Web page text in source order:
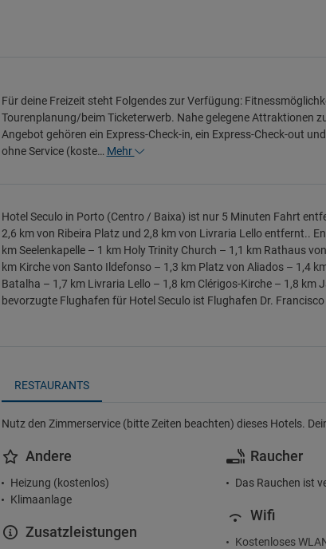
Für deine Freizeit steht Folgendes zur Verfügung:
Tourenplanung/beim Ticketerwerb. Nahe gelegene Attraktionen
Angebot gehören ein Express-Check-in, ein Express-Check-out
ohne Service (koste… Mehr
Hotel Seculo in Porto (Centro / Baixa) ist nur 5 Minuten Fahrt
2,6 km von Ribeira Platz und 2,8 km von Livraria Lello entfernt..
km Seelenkapelle – 1 km Holy Trinity Church – 1,1 km Rathaus
km Kirche von Santo Ildefonso – 1,3 km Platz von Aliados – 1,4
Batalha – 1,7 km Livraria Lello – 1,8 km Clérigos-Kirche – 1,8 km
bevorzugte Flughafen für Hotel Seculo ist Flughafen Dr.
RESTAURANTS
Nutz den Zimmerservice (bitte Zeiten beachten) dieses Hotels.
Andere
Heizung (kostenlos)
Klimaanlage
Zusatzleistungen
Raucher
Das Rauchen ist
Wifi
Kostenloses